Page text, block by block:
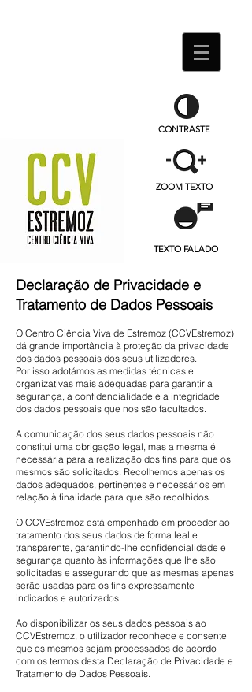
CONTRASTE
ZOOM TEXTO
TEXTO FALADO
Declaração de Privacidade e
Tratamento de Dados Pessoais
O Centro Ciência Viva de Estremoz (CCVEstremoz)
dá grande importância à proteção da privacidade
dos dados pessoais dos seus utilizadores.
Por isso adotámos as medidas técnicas e
organizativas mais adequadas para garantir a
segurança, a confidencialidade e a integridade
dos dados pessoais que nos são facultados.
A comunicação dos seus dados pessoais não
constitui uma obrigação legal, mas a mesma é
necessária para a realização dos fins para que os
mesmos são solicitados. Recolhemos apenas os
dados adequados, pertinentes e necessários em
relação à finalidade para que são recolhidos.
O CCVEstremoz está empenhado em proceder ao
tratamento dos seus dados de forma leal e
transparente, garantindo-lhe confidencialidade e
segurança quanto às informações que lhe são
solicitadas e assegurando que as mesmas apenas
serão usadas para os fins expressamente
indicados e autorizados.
Ao disponibilizar os seus dados pessoais ao
CCVEstremoz, o utilizador reconhece e consente
que os mesmos sejam processados de acordo
com os termos desta Declaração de Privacidade e
Tratamento de Dados Pessoais.